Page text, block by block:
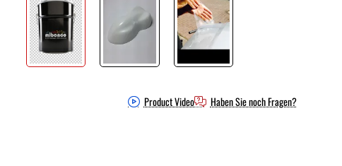
Product Video Haben Sie noch Fragen?